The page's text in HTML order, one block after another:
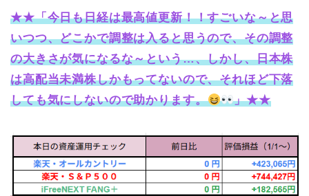
★★「今日も日経は最高値更新！！すごいな～と思
いつつ、どこかで調整は入ると思うので、その調整
の大きさが気になるな～という…、しかし、日本株
は高配当未満株しかもってないので、それほど下落
しても気にしないので助かります。
」★★